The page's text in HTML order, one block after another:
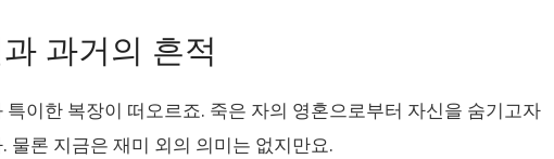
과거의 흔적
이한 복장이 떠오르죠. 죽은 자의 영혼으로부터 자신을 숨기고자
물론 지금은 재미 외의 의미는 없지만요.